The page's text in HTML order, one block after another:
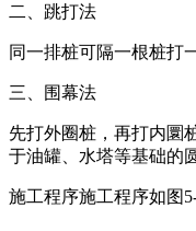
二、跳打法
同一排桩可隔一根桩打
三、围幕法
先打外圈桩，再打内圜
于油罐、水塔等基础的
施工程序施工程序如图5-